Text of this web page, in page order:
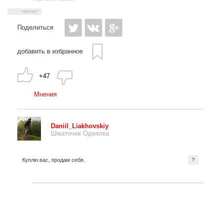
Поделиться
добавить в избранное
+47
Мнения
Daniil_Liakhovskiy
Шматочек Одеялка
?
Куплю вас, продам себя.